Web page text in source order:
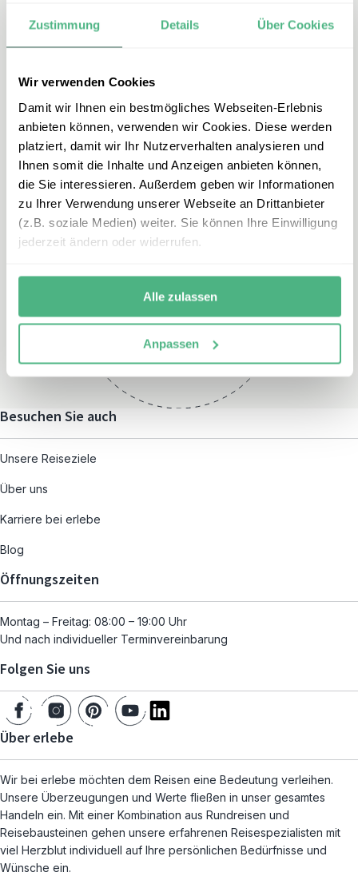
Zustimmung Details Über Cookies
Wir verwenden Cookies
Damit wir Ihnen ein bestmögliches Webseiten-Erlebnis
anbieten können, verwenden wir Cookies. Diese werden
platziert, damit wir Ihr Nutzerverhalten analysieren und
Ihnen somit die Inhalte und Anzeigen anbieten können,
die Sie interessieren. Außerdem geben wir Informationen
zu Ihrer Verwendung unserer Webseite an Drittanbieter
(z.B. soziale Medien) weiter. Sie können Ihre Einwilligung
jederzeit ändern oder widerrufen.
Alle zulassen
Anpassen
E-Mail
neuseeland@erlebe.de
Montag – Freitag:
und nach individueller
Terminvereinbarung
Besuchen Sie auch
Unsere Reiseziele
Über uns
Karriere bei erlebe
Blog
Öffnungszeiten
Montag – Freitag: 08:00 – 19:00 Uhr
Und nach individueller Terminvereinbarung
Folgen Sie uns
Über erlebe
Wir bei erlebe möchten dem Reisen eine Bedeutung verleihen.
Unsere Überzeugungen und Werte fließen in unser gesamtes
Handeln ein. Mit einer Kombination aus Rundreisen und
Reisebausteinen gehen unsere erfahrenen Reisespezialisten mit
viel Herzblut individuell auf Ihre persönlichen Bedürfnisse und
Wünsche ein.